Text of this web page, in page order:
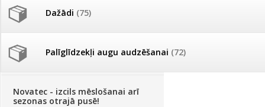
Dažādi (75)
Palīglīdzekļi augu audzēšanai (72)
Visas datu drošības lapas (DDL)
vienuviet
Klientu Diena
Novatec - izcils mēslošanai arī
sezonas otrajā pusē!